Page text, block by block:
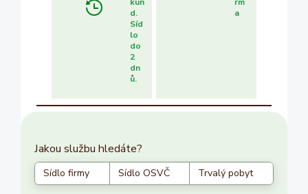
d.
Síd
lo
do
2
dn
ů.
a
Jakou službu hledáte?
Sídlo firmy Sídlo OSVČ Trvalý pobyt